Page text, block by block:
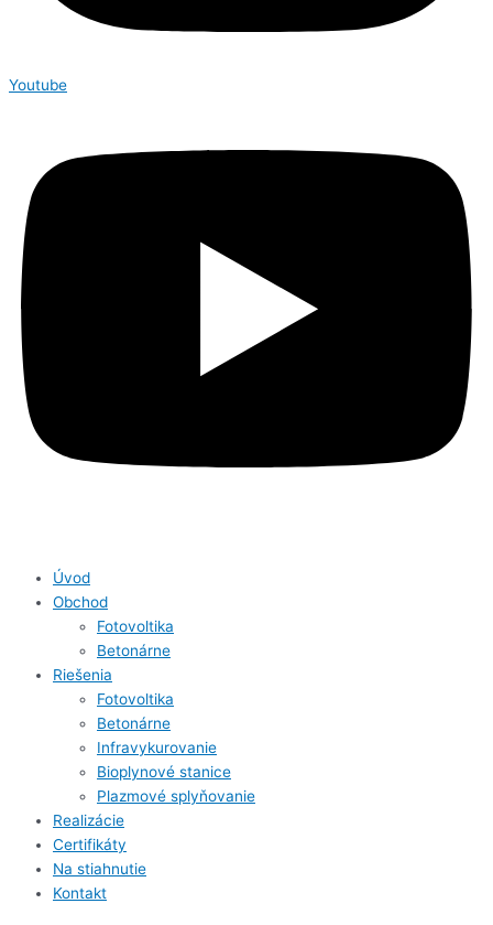
Youtube
Úvod
Obchod
Fotovoltika
Betonárne
Riešenia
Fotovoltika
Betonárne
Infravykurovanie
Bioplynové stanice
Plazmové splyňovanie
Realizácie
Certifikáty
Na stiahnutie
Kontakt